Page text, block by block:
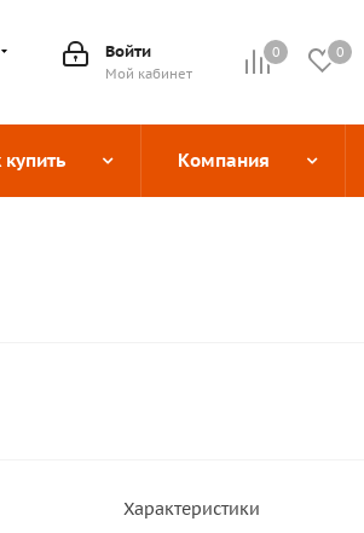
0 0
Войти
Мой кабинет
купить Компания
Характеристики